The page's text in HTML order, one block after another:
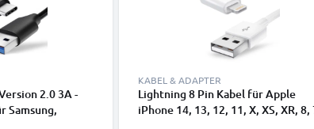
2.0 3A -
Samsung,
KABEL & ADAPTER
Lightning 8 Pin Kabel für Apple
iPhone 14, 13, 12, 11, X, XS, XR, 8,